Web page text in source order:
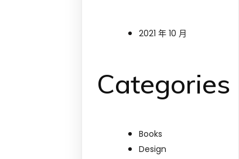
2021 年 10 月
Categories
Books
Design